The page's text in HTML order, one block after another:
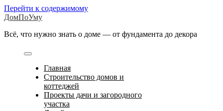
Перейти к содержимому
ДомПоУму
Всё, что нужно знать о доме — от фундамента до декора
Главная
Строительство домов и
коттеджей
Проекты дачи и загородного
участка